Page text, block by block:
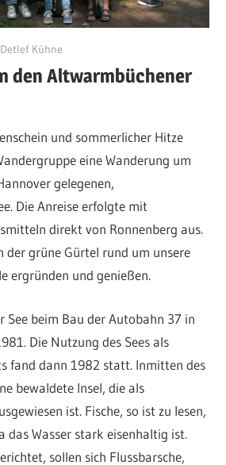
Kühne
den Altwarmbüchener
und sommerlicher Hitze
eine Wanderung um
gelegenen,
Die Anreise erfolgte mit
direkt von Ronnenberg aus.
der grüne Gürtel rund um unsere
ergründen und genießen.
See beim Bau der Autobahn 37 in
Die Nutzung des Sees als
fand dann 1982 statt. Inmitten des
bewaldete Insel, die als
ist. Fische, so ist zu lesen,
das Wasser stark eisenhaltig ist.
sollen sich Flussbarsche,